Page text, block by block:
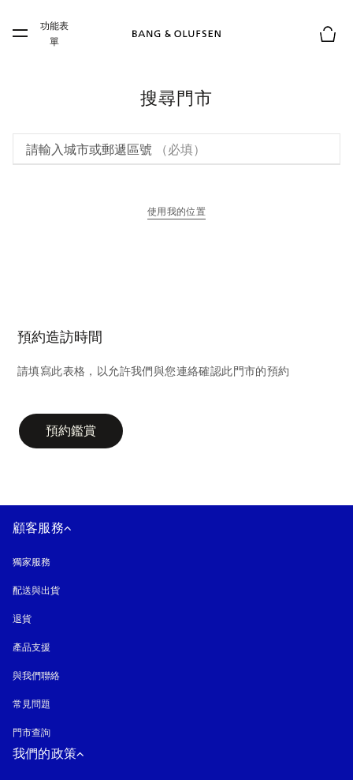
Skip to main footer
功能表
單
搜尋門市
請輸入城市或郵遞區號 （必填）
使用我的位置
預約造訪時間
請填寫此表格，以允許我們與您連絡確認此門市的預約
預約鑑賞
顧客服務
獨家服務
配送與出貨
退貨
產品支援
與我們聯絡
常見問題
門市查詢
我們的政策